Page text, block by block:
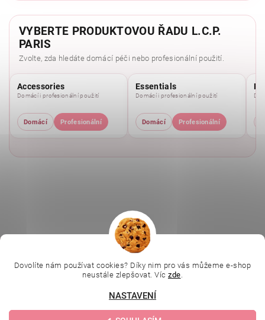
VYBERTE PRODUKTOVOU ŘADU L.C.P.
PARIS
Zvolte, zda hledáte domácí péči nebo profesionální použití.
Accessories
Domácí i profesionální použití
Domácí Profesionální
Essentials
Domácí i profesionální použití
Domácí Profesionální
L.C.P. Paris |
Online kosmetické kurzy | Kozmetickyobchod.sk
Dovolíte nám používat cookies? Díky nim pro vás můžeme e-shop
neustále zlepšovat. Víc zde.
NASTAVENÍ